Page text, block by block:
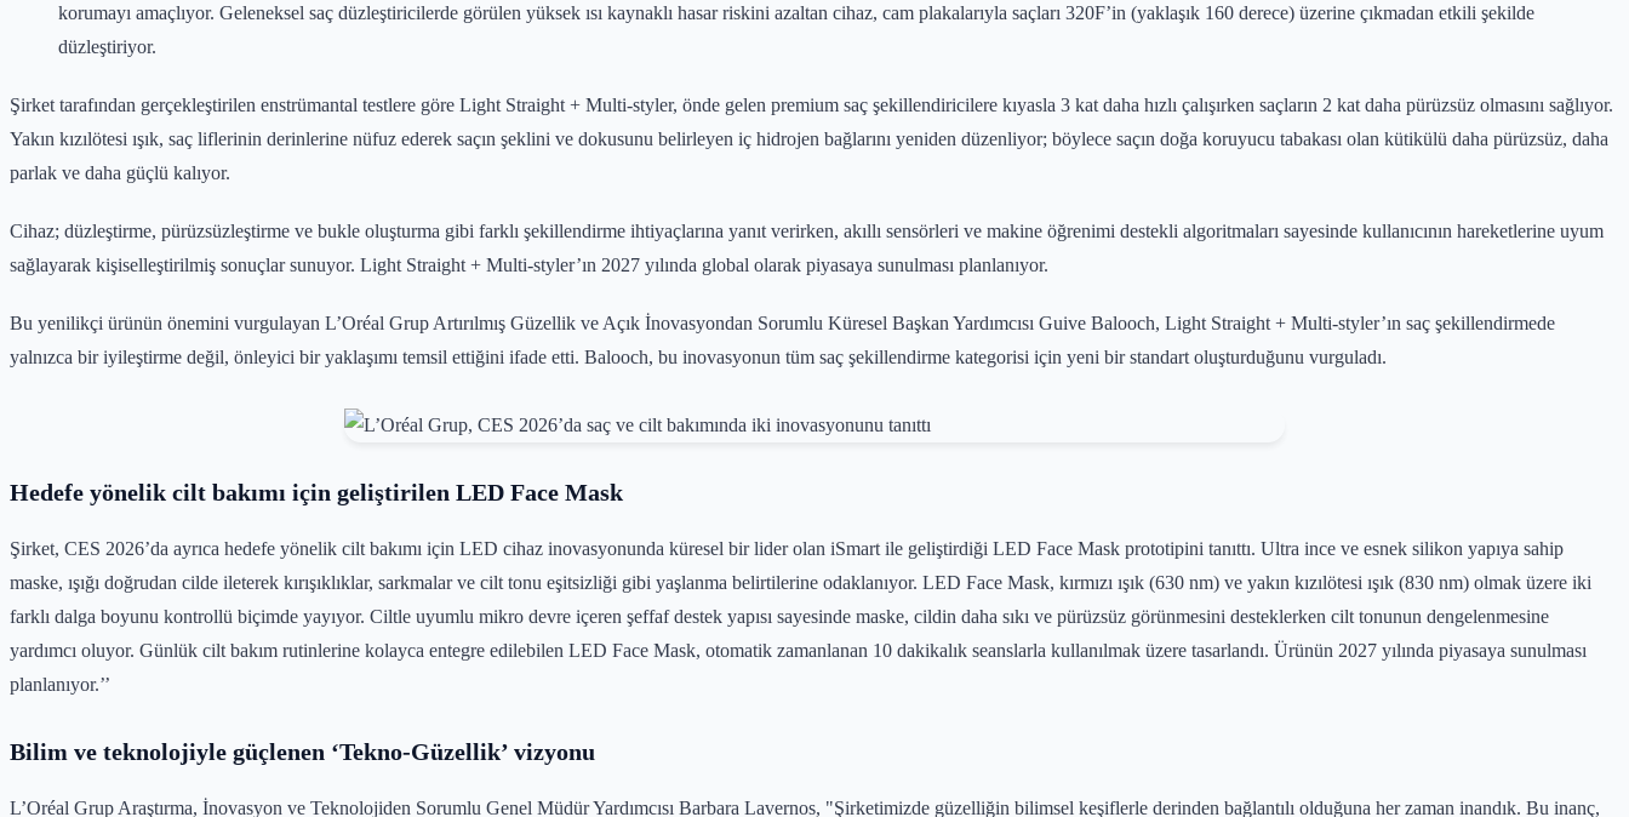
korumayı amaçlıyor. Geleneksel saç düzleştiricilerde görülen yüksek ısı kaynaklı hasar riskini azaltan cihaz, cam plakalarıyla saçları 320F’in (yaklaşık 160 derece) üzerine çıkmadan etkili şekilde
düzleştiriyor.
Şirket tarafından gerçekleştirilen enstrümantal testlere göre Light Straight + Multi-styler, önde gelen premium saç şekillendiricilere kıyasla 3 kat daha hızlı çalışırken saçların 2 kat daha pürüzsüz olmasını sağlıyor.
Yakın kızılötesi ışık, saç liflerinin derinlerine nüfuz ederek saçın şeklini ve dokusunu belirleyen iç hidrojen bağlarını yeniden düzenliyor; böylece saçın doğa koruyucu tabakası olan kütikülü daha pürüzsüz, daha
parlak ve daha güçlü kalıyor.
Cihaz; düzleştirme, pürüzsüzleştirme ve bukle oluşturma gibi farklı şekillendirme ihtiyaçlarına yanıt verirken, akıllı sensörleri ve makine öğrenimi destekli algoritmaları sayesinde kullanıcının hareketlerine uyum
sağlayarak kişiselleştirilmiş sonuçlar sunuyor. Light Straight + Multi-styler’ın 2027 yılında global olarak piyasaya sunulması planlanıyor.
Bu yenilikçi ürünün önemini vurgulayan L’Oréal Grup Artırılmış Güzellik ve Açık İnovasyondan Sorumlu Küresel Başkan Yardımcısı Guive Balooch, Light Straight + Multi-styler’ın saç şekillendirmede
yalnızca bir iyileştirme değil, önleyici bir yaklaşımı temsil ettiğini ifade etti. Balooch, bu inovasyonun tüm saç şekillendirme kategorisi için yeni bir standart oluşturduğunu vurguladı.
Hedefe yönelik cilt bakımı için geliştirilen LED Face Mask
Şirket, CES 2026’da ayrıca hedefe yönelik cilt bakımı için LED cihaz inovasyonunda küresel bir lider olan iSmart ile geliştirdiği LED Face Mask prototipini tanıttı. Ultra ince ve esnek silikon yapıya sahip
maske, ışığı doğrudan cilde ileterek kırışıklıklar, sarkmalar ve cilt tonu eşitsizliği gibi yaşlanma belirtilerine odaklanıyor. LED Face Mask, kırmızı ışık (630 nm) ve yakın kızılötesi ışık (830 nm) olmak üzere iki
farklı dalga boyunu kontrollü biçimde yayıyor. Ciltle uyumlu mikro devre içeren şeffaf destek yapısı sayesinde maske, cildin daha sıkı ve pürüzsüz görünmesini desteklerken cilt tonunun dengelenmesine
yardımcı oluyor. Günlük cilt bakım rutinlerine kolayca entegre edilebilen LED Face Mask, otomatik zamanlanan 10 dakikalık seanslarla kullanılmak üzere tasarlandı. Ürünün 2027 yılında piyasaya sunulması
planlanıyor.’’
Bilim ve teknolojiyle güçlenen ‘Tekno-Güzellik’ vizyonu
L’Oréal Grup Araştırma, İnovasyon ve Teknolojiden Sorumlu Genel Müdür Yardımcısı Barbara Lavernos, "Şirketimizde güzelliğin bilimsel keşiflerle derinden bağlantılı olduğuna her zaman inandık. Bu inanç,